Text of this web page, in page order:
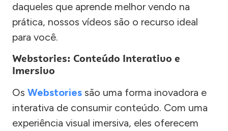
daqueles que aprende melhor vendo na
prática, nossos vídeos são o recurso ideal
para você.
Webstories: Conteúdo Interativo e
Imersivo
Os Webstories são uma forma inovadora e
interativa de consumir conteúdo. Com uma
experiência visual imersiva, eles oferecem